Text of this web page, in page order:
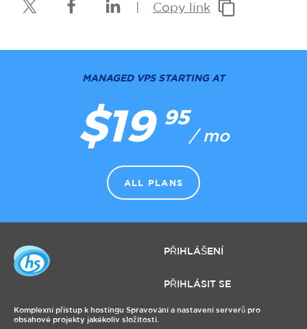
Copy link
MANAGED VPS STARTING AT
$19 95
/ mo
ALL PLANS
PŘIHLÁŠENÍ
PŘIHLÁSIT SE
Komplexní přístup k hostingu Spravování a nastavení serverů pro
obsahové projekty jakékoliv složitosti.